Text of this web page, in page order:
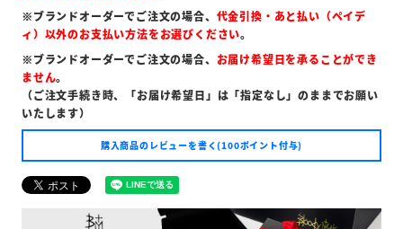
※ブランドオーダーでご注文の場合、 代金引換・あと払い（ペイデ
ィ）以外のお支払い方法をお選びください。
※ブランドオーダーでご注文の場合、 お届け希望日を承ることができ
ません。
（ご注文手続き時、「お届け希望日」は「指定なし」のままでお願い
いたします）
購入商品のレビューを書く(100ポイント付与)